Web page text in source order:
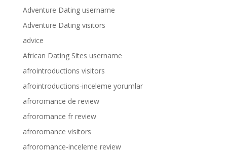
Adventure Dating username
Adventure Dating visitors
advice
African Dating Sites username
afrointroductions visitors
afrointroductions-inceleme yorumlar
afroromance de review
afroromance fr review
afroromance visitors
afroromance-inceleme review